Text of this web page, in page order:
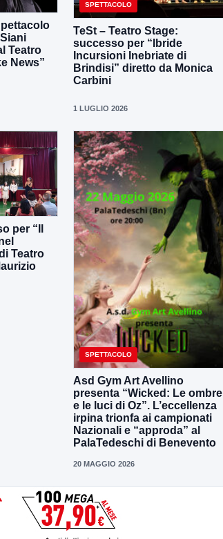
Teatro
News”
SPETTACOLO
TeSt – Teatro Stage:
successo per “Ibride
Incursioni Inebriate di
Brindisi” diretto da Monica
Carbini
1 LUGLIO 2026
per “Il
Teatro
SPETTACOLO
Asd Gym Art Avellino
presenta “Wicked: Le ombre
e le luci di Oz”. L’eccellenza
irpina trionfa ai campionati
Nazionali e “approda” al
PalaTedeschi di Benevento
20 MAGGIO 2026